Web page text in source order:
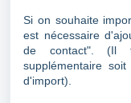
Si on souhaite
est nécessaire
de contact". (Il
supplémentaire
d'import).